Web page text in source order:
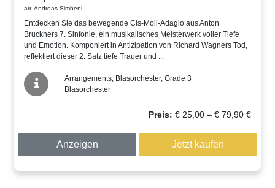
arr. Andreas Simbeni
Entdecken Sie das bewegende Cis-Moll-Adagio aus Anton
Bruckners 7. Sinfonie, ein musikalisches Meisterwerk voller Tiefe
und Emotion. Komponiert in Antizipation von Richard Wagners Tod,
reflektiert dieser 2. Satz tiefe Trauer und ...
Arrangements, Blasorchester, Grade 3
Blasorchester
Preis: €25,00 – €79,90
€ 79,90
€
Anzeigen Jetzt kaufen